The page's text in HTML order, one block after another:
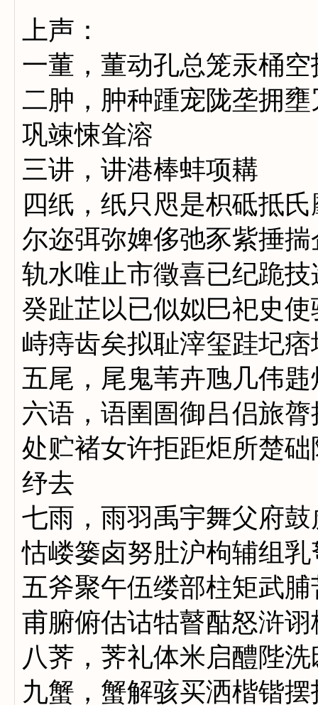
上声：
一董，董动孔总笼汞桶
二肿，肿种踵宠陇垄拥
巩竦悚耸溶
三讲，讲港棒蚌项耩
四纸，纸只咫是枳砥抵
尔迩弭弥婢侈弛豕紫捶
轨水唯止市徵喜已纪跪
癸趾芷以已似姒巳祀史
峙痔齿矣拟耻滓玺跬圮
五尾，尾鬼苇卉虺几伟
六语，语圉圄御吕侣旅
处贮褚女许拒距炬所楚
纾去
七雨，雨羽禹宇舞父府
怙嵝篓卤努肚沪枸辅组
五斧聚午伍缕部柱矩武
甫腑俯估诂牯瞽酤怒浒
八荠，荠礼体米启醴陛
九蟹，蟹解骇买洒楷锴